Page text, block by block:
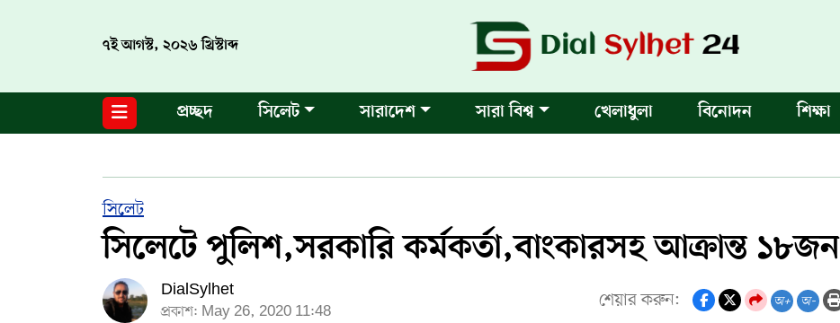
৭ই আগস্ট, ২০২৬ খ্রিস্টাব্দ
প্রচ্ছদ সিলেট সারাদেশ সারা বিশ্ব খেলাধুলা বিনোদন শিক্ষা
সিলেট
সিলেটে পুলিশ,সরকারি কর্মকর্তা,বাংকারসহ আক্রান্ত ১৮জন
DialSylhet
প্রকাশ: May 26, 2020 11:48 শেয়ার করুন: অ+ অ-
TERMS & CONDITIONS
EDITOR & PUBLISHER : SOHEL AHMED